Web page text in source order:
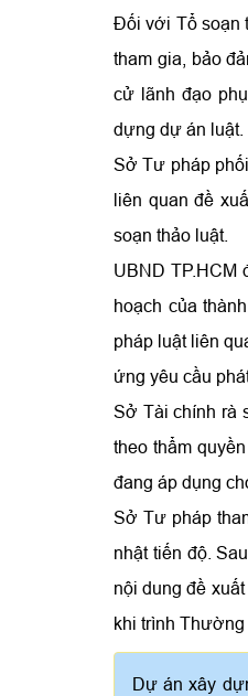
Đối với Tổ soạn
tham gia, bảo
cử lãnh đạo
dựng dự án luật.
Sở Tư pháp
liên quan đề
soạn thảo luật.
UBND TP.HCM
hoạch của
pháp luật liên
ứng yêu cầu
Sở Tài chính rà
theo thẩm
đang áp dụng
Sở Tư pháp
nhật tiến độ.
nội dung đề
khi trình Thường
Dự án xây